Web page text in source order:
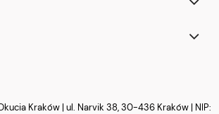
Kraków | ul. Narvik 38, 30-436 Kraków | NIP: